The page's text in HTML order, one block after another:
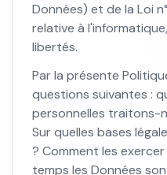
Données) et de la Loi
relative à
libertés.
Par la présente
questions suivantes :
personnelles traitons-
Sur quelles bases
? Comment les
temps les Données